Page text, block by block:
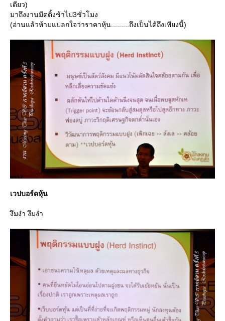
เดียว)
มาถึงงานมีตติ้งช้าไป3ชั่วโมง
(อ่านแล้วห้ามแปลกใจว่าราคาหุ้น.........ถึงเป็นได้ถึงเพียงนี้)
เวปบอร์ดหุ้น
งึมงำ งึมงำ